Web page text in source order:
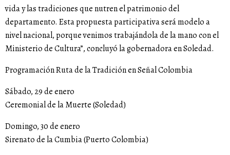
vida y las tradiciones que nutren el patrimonio del
departamento. Esta propuesta participativa será modelo a
nivel nacional, porque venimos trabajándola de la mano con el
Ministerio de Cultura”, concluyó la gobernadora en Soledad.
Programación Ruta de la Tradición en Señal Colombia
Sábado, 29 de enero
Ceremonial de la Muerte (Soledad)
Domingo, 30 de enero
Sirenato de la Cumbia (Puerto Colombia)